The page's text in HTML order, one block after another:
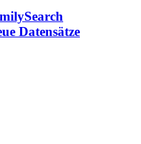
Datensätze